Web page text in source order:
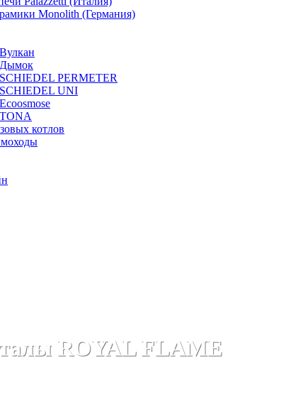
Monolith (Германия)
PERMETER
UNI
котлов
ROYAL FLAME